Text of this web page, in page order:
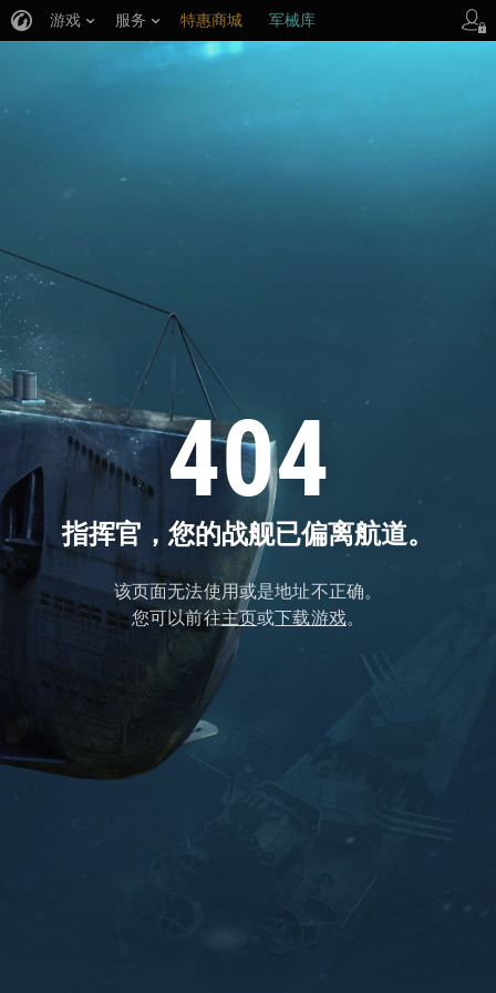
404
指挥官，您的战舰已偏离航道。
该页面无法使用或是地址不正确。
您可以前往主页或下载游戏。
游戏 服务 特惠商城 军械库